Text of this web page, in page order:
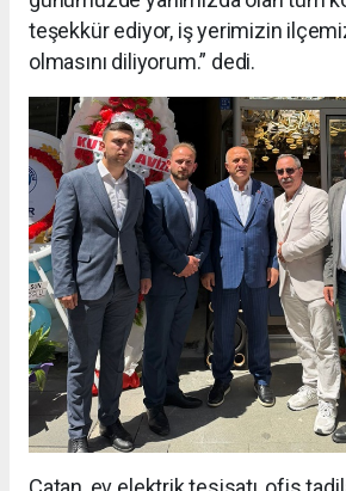
teşekkür ediyor, iş yerimizin
olmasını diliyorum.” dedi.